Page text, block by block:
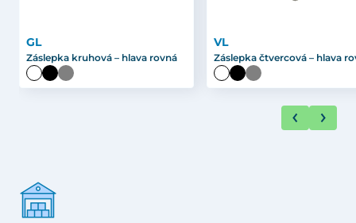
GL
Záslepka kruhová – hlava rovná
VL
Záslepka čtvercová – hlava